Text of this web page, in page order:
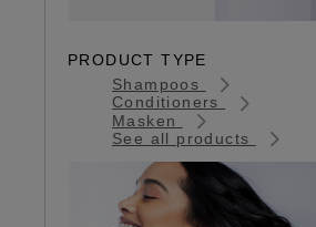
PRODUCT TYPE
Shampoos
Conditioners
Masken
See all products